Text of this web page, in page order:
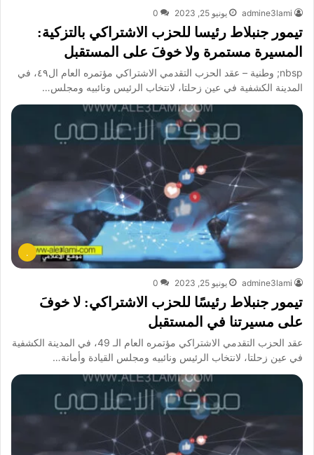
admine3lami يونيو 25, 2023 0
تيمور جنبلاط رئيسا للحزب الاشتراكي بالتزكية:
المسيرة مستمرة ولا خوفَ على المستقبل
nbsp; وطنية – عقد الحزب التقدمي الاشتراكي مؤتمره العام ال٤٩، في
المدينة الكشفية في عين زحلتا، لانتخاب الرئيس ونائبيه ومجلس…
.
admine3lami يونيو 25, 2023 0
تيمور جنبلاط رئيسًا للحزب الاشتراكي: لا خوفَ
على مسيرتنا في المستقبل
عقد الحزب التقدمي الاشتراكي مؤتمره العام الـ 49، في المدينة الكشفية
في عين زحلتا، لانتخاب الرئيس ونائبيه ومجلس القيادة وأمانة…